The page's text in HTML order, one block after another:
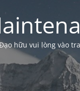
hữu vui lòng vào